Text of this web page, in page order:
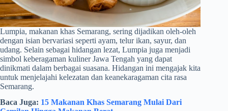
Lumpia, makanan khas Semarang, sering dijadikan oleh-oleh
dengan isian bervariasi seperti ayam, telur ikan, sayur, dan
udang. Selain sebagai hidangan lezat, Lumpia juga menjadi
simbol keberagaman kuliner Jawa Tengah yang dapat
dinikmati dalam berbagai suasana. Hidangan ini mengajak kita
untuk menjelajahi kelezatan dan keanekaragaman cita rasa
Semarang.
Baca Juga: 15 Makanan Khas Semarang Mulai Dari